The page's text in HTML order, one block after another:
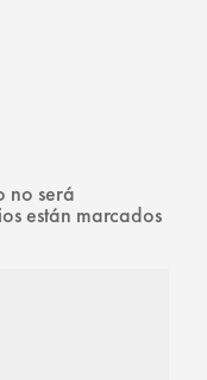
no será
están marcados